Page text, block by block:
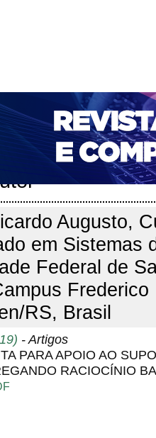
ACESSO CADASTRO
DE REVISTAS DA UNIFACS
NOVA SUBMISSÃO
Augusto,
em Sistemas
Federal de
Frederico
RS, Brasil
- Artigos
PARA APOIO AO
RACIOCÍNIO